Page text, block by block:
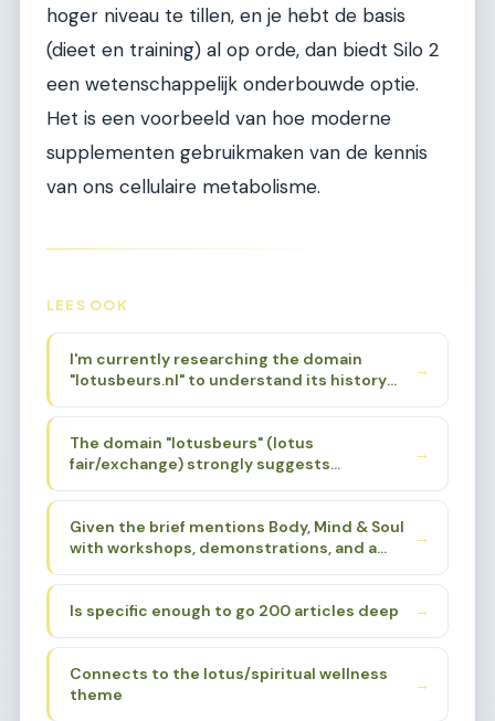
hoger niveau te tillen, en je hebt de basis
(dieet en training) al op orde, dan biedt Silo 2
een wetenschappelijk onderbouwde optie.
Het is een voorbeeld van hoe moderne
supplementen gebruikmaken van de kennis
van ons cellulaire metabolisme.
LEES OOK
I'm currently researching the domain
"lotusbeurs.nl" to understand its history
provided, I know it was associated with
Body, Mind & Soul events. I need to find a
specific sub-sub-niche that aligns with the
deep enough for 200 articles.
→
The domain "lotusbeurs" (lotus
fair/exchange) strongly suggests
holistic living. The lotus flower is a powerful
symbol in Eastern spirituality - Buddhism,
Hinduism, yoga traditions. The "beurs"
place for these practices.
→
Given the brief mentions Body, Mind & Soul
with workshops, demonstrations, and a
sub-niche that:
→
Is specific enough to go 200 articles deep →
Connects to the lotus/spiritual wellness
theme
→